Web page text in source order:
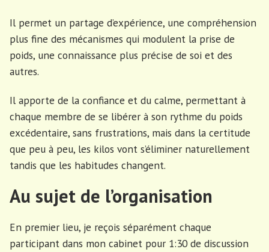
Il permet un partage d’expérience, une compréhension
plus fine des mécanismes qui modulent la prise de
poids, une connaissance plus précise de soi et des
autres.
Il apporte de la confiance et du calme, permettant à
chaque membre de se libérer à son rythme du poids
excédentaire, sans frustrations, mais dans la certitude
que peu à peu, les kilos vont s’éliminer naturellement
tandis que les habitudes changent.
Au sujet de l’organisation
En premier lieu, je reçois séparément chaque
participant dans mon cabinet pour 1:30 de discussion